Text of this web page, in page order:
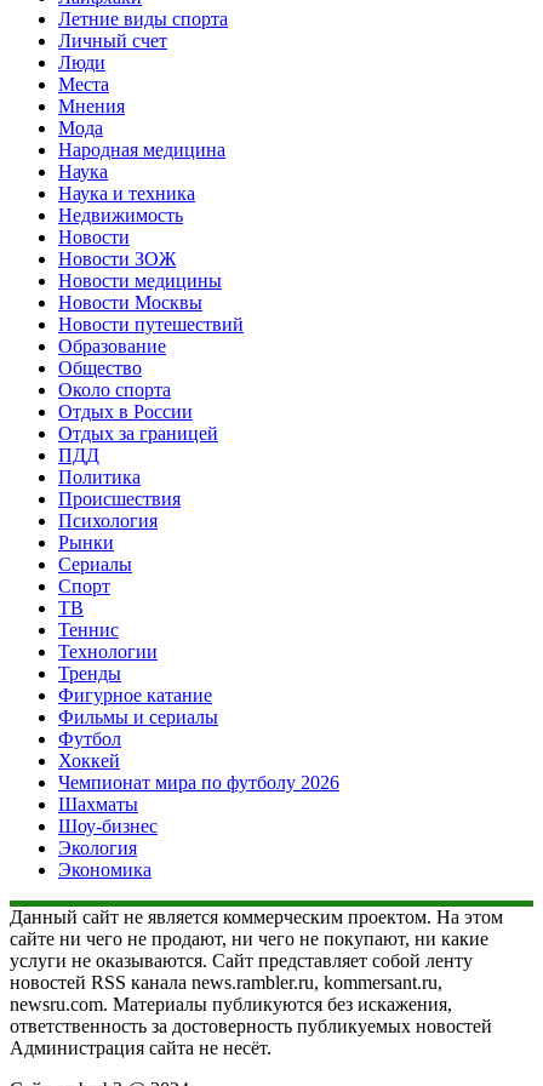
Летние виды спорта
Личный счет
Люди
Места
Мнения
Мода
Народная медицина
Наука
Наука и техника
Недвижимость
Новости
Новости ЗОЖ
Новости медицины
Новости Москвы
Новости путешествий
Образование
Общество
Около спорта
Отдых в России
Отдых за границей
ПДД
Политика
Происшествия
Психология
Рынки
Сериалы
Спорт
ТВ
Теннис
Технологии
Тренды
Фигурное катание
Фильмы и сериалы
Футбол
Хоккей
Чемпионат мира по футболу 2026
Шахматы
Шоу-бизнес
Экология
Экономика
Данный сайт не является коммерческим проектом. На этом
сайте ни чего не продают, ни чего не покупают, ни какие
услуги не оказываются. Сайт представляет собой ленту
новостей RSS канала news.rambler.ru, kommersant.ru,
newsru.com. Материалы публикуются без искажения,
ответственность за достоверность публикуемых новостей
Администрация сайта не несёт.